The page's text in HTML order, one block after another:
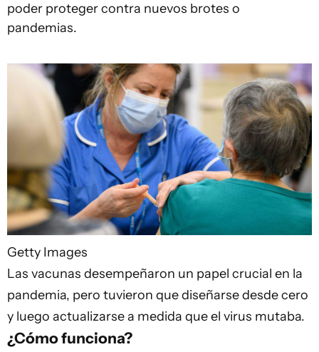
poder proteger contra nuevos brotes o
pandemias.
Getty Images
Las vacunas desempeñaron un papel crucial en la
pandemia, pero tuvieron que diseñarse desde cero
y luego actualizarse a medida que el virus mutaba.
¿Cómo funciona?